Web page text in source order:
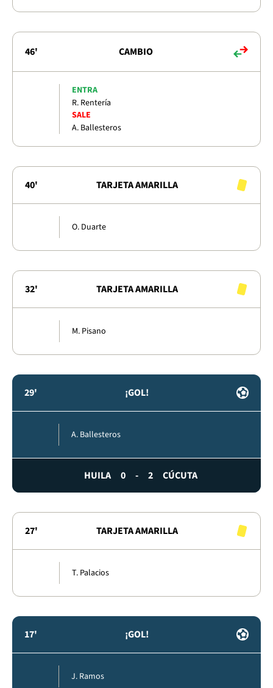
46' CAMBIO
ENTRA
R. Rentería
SALE
A. Ballesteros
40' TARJETA AMARILLA
O. Duarte
32' TARJETA AMARILLA
M. Pisano
29' ¡GOL!
A. Ballesteros
HUILA 0 - 2 CÚCUTA
27' TARJETA AMARILLA
T. Palacios
17' ¡GOL!
J. Ramos